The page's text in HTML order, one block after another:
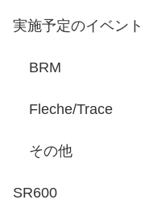
実施予定のイベント
BRM
Fleche/Trace
その他
SR600